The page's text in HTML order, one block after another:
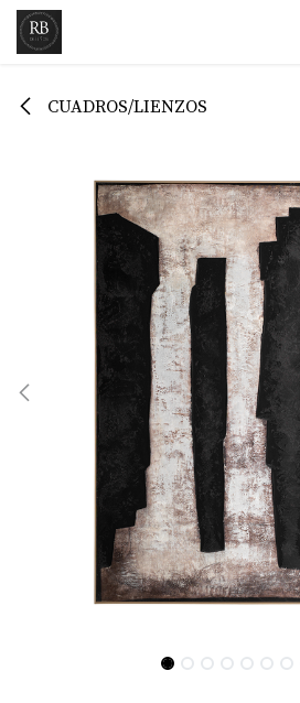
Ir al contenido
CUADROS/LIENZOS